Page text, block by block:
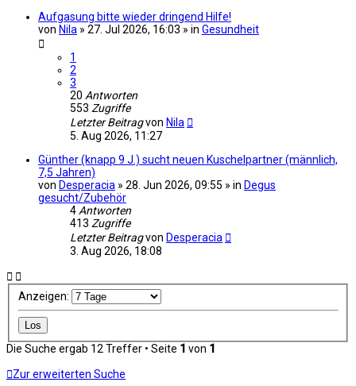
Aufgasung bitte wieder dringend Hilfe!
von Nila » 27. Jul 2026, 16:03 » in Gesundheit
1
2
3
20 Antworten
553 Zugriffe
Letzter Beitragvon Nila
5. Aug 2026, 11:27
Günther (knapp 9 J.) sucht neuen Kuschelpartner (männlich,
7,5 Jahren)
von Desperacia » 28. Jun 2026, 09:55 » in Degus
gesucht/Zubehör
4 Antworten
413 Zugriffe
Letzter Beitragvon Desperacia
3. Aug 2026, 18:08
Anzeigen:
Die Suche ergab 12 Treffer • Seite 1 von 1
Zur erweiterten Suche